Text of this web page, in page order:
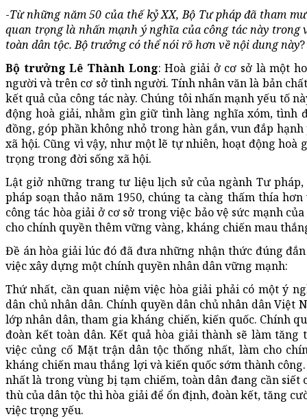
-Từ những năm 50 của thế kỷ XX, Bộ Tư pháp đã tham
quan trọng là nhấn mạnh ý nghĩa của công tác này trong
toàn dân tộc. Bộ trưởng có thể nói rõ hơn về nội dung này?
Bộ trưởng Lê Thành Long: Hoà giải ở cơ sở là một
người và trên cơ sở tình người. Tính nhân văn là bản
kết quả của công tác này. Chúng tôi nhấn mạnh yếu tố
động hoà giải, nhằm gìn giữ tình làng nghĩa xóm, tình
đồng, góp phần không nhỏ trong hàn gắn, vun đắp
xã hội. Cũng vì vậy, như một lẽ tự nhiên, hoạt động hoà
trọng trong đời sống xã hội.
Lật giở những trang tư liệu lịch sử của ngành Tư pháp,
pháp soạn thảo năm 1950, chúng ta càng thấm thía
công tác hòa giải ở cơ sở trong việc bảo vệ sức mạnh
cho chính quyền thêm vững vàng, kháng chiến mau
Đề án hòa giải lúc đó đã đưa những nhận thức đúng
việc xây dựng một chính quyền nhân dân vững mạnh:
Thứ nhất, cần quan niệm việc hòa giải phải có một ý
dân chủ nhân dân. Chính quyền dân chủ nhân dân Việt
lớp nhân dân, tham gia kháng chiến, kiến quốc. Chính
đoàn kết toàn dân. Kết quả hòa giải thành sẽ làm
việc củng cố Mặt trận dân tộc thống nhất, làm cho
kháng chiến mau thắng lợi và kiến quốc sớm thành
nhất là trong vùng bị tạm chiếm, toàn dân đang cần
thù của dân tộc thì hòa giải để ổn định, đoàn kết, tăng
việc trọng yếu.